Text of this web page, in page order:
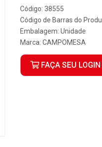
Código: 38555
Código de Barras do
Embalagem: Unidade
Marca: CAMPOMESA
FAÇA SEU LOGIN